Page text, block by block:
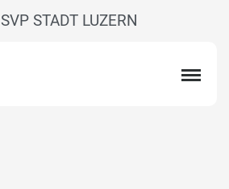
SVP STADT LUZERN